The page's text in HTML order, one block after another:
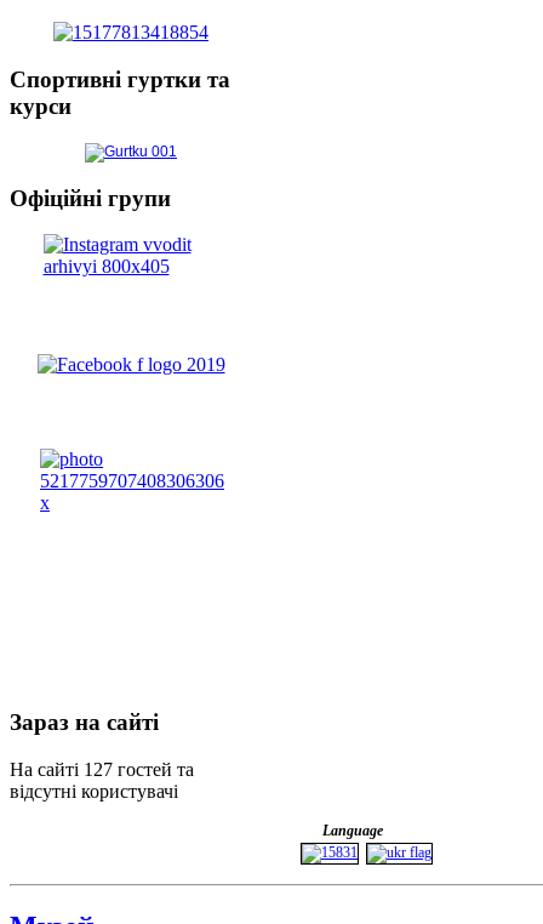
Спортивнi гуртки та
курси
Офіційні групи
Зараз на сайті
На сайті 127 гостей та
відсутні користувачі
Language